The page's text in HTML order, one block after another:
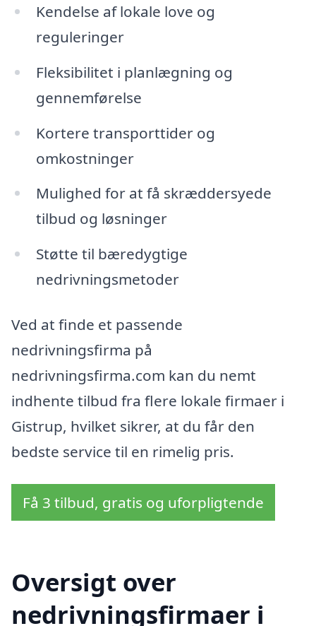
Kendelse af lokale love og
reguleringer
Fleksibilitet i planlægning og
gennemførelse
Kortere transporttider og
omkostninger
Mulighed for at få skræddersyede
tilbud og løsninger
Støtte til bæredygtige
nedrivningsmetoder
Ved at finde et passende
nedrivningsfirma på
nedrivningsfirma.com kan du nemt
indhente tilbud fra flere lokale firmaer i
Gistrup, hvilket sikrer, at du får den
bedste service til en rimelig pris.
Få 3 tilbud, gratis og uforpligtende
Oversigt over
nedrivningsfirmaer i